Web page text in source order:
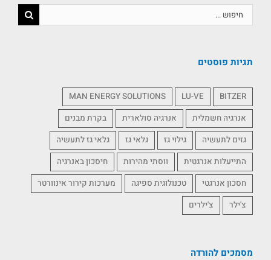
תגיות פוסטים
BITZER
LU-VE
MAN ENERGY SOLUTIONS
אנרגיה חשמלית
אנרגיה סולארית
בקרת מבנים
גזים לתעשיה
גילוי גז גלאי גז
גלאי גז לתעשיה
התייעלות אנרגטית
ווסתי מהירות
חיסכון באנרגיה
חסכון אנרגטי
טכנולוגית ספיגה
מערכות קירור אינוורטר
צ'ילר
צ'ילרים
מסמכים להורדה